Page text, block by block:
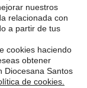
RESERVED
LEGAL
nuestros
relacionada con
a partir de tus
cookies haciendo
obtener
Diocesana Santos
de cookies.